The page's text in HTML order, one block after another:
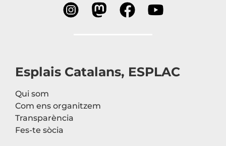
Esplais Catalans, ESPLAC
Qui som
Com ens organitzem
Transparència
Fes-te sòcia